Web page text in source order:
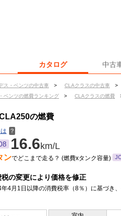
カタログ 中古
ス・ベンツの中古車 > CLAクラスの中古車 >
ベンツの燃費ランキング > CLAクラスの燃費
の燃費
？
16.6km/L
ンでどこまで走る？ (燃費xタンク容量)
税の変更により価格を修正
4月1日以降の消費税率（8％）に基づき